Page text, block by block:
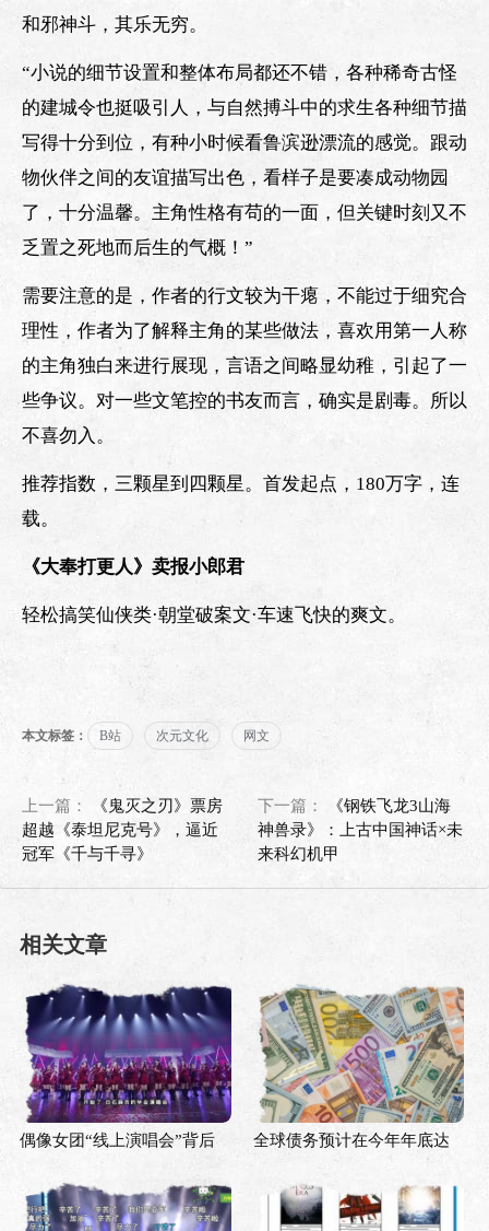
和邪神斗，其乐无穷。
“小说的细节设置和整体布局都还不错，各种稀奇古怪
的建城令也挺吸引人，与自然搏斗中的求生各种细节描
写得十分到位，有种小时候看鲁滨逊漂流的感觉。跟动
物伙伴之间的友谊描写出色，看样子是要凑成动物园
了，十分温馨。主角性格有苟的一面，但关键时刻又不
乏置之死地而后生的气概！”
需要注意的是，作者的行文较为干瘪，不能过于细究合
理性，作者为了解释主角的某些做法，喜欢用第一人称
的主角独白来进行展现，言语之间略显幼稚，引起了一
些争议。对一些文笔控的书友而言，确实是剧毒。所以
不喜勿入。
推荐指数，三颗星到四颗星。首发起点，180万字，连
载。
《大奉打更人》卖报小郎君
轻松搞笑仙侠类·朝堂破案文·车速飞快的爽文。
本文标签： B站 次元文化 网文
上一篇：
《鬼灭之刃》票房
超越《泰坦尼克号》，逼近
冠军《千与千寻》
下一篇：
《钢铁飞龙3山海
神兽录》：上古中国神话×未
来科幻机甲
相关文章
偶像女团“线上演唱会”背后
全球债务预计在今年年底达